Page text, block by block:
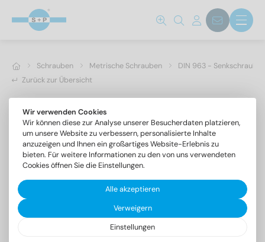
Schrauben Metrische Schrauben
DIN 963 -
Zurück zur Übersicht
DIN 963 A4 M 16X45
Wir verwenden Cookies
Wir können diese zur Analyse unserer Besucherdaten platzieren,
um unsere Website zu verbessern, personalisierte Inhalte
anzuzeigen und Ihnen ein großartiges Website-Erlebnis zu
bieten. Für weitere Informationen zu den von uns verwendeten
Cookies öffnen Sie die Einstellungen.
Alle akzeptieren
Verweigern
Einstellungen